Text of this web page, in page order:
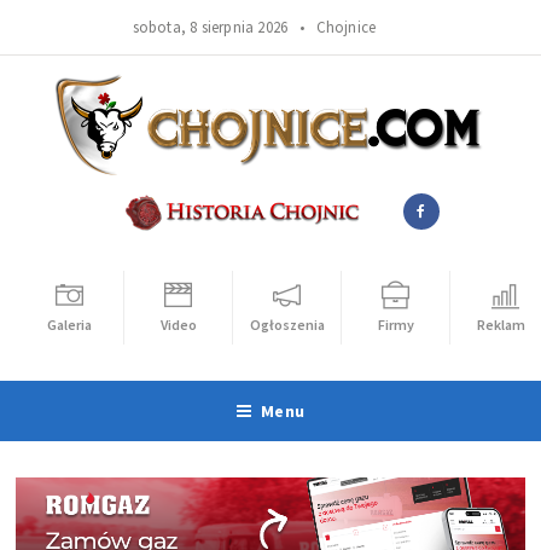
sobota, 8 sierpnia 2026 • Chojnice
Galeria Video Ogłoszenia Firmy Reklama
Menu